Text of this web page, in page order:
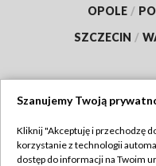
OPOLE /
SZCZECIN /
Szanujemy Twoją
Kliknij "Akceptuję i przechodzę
korzystanie z technologii
dostęp do informacji na Twoim